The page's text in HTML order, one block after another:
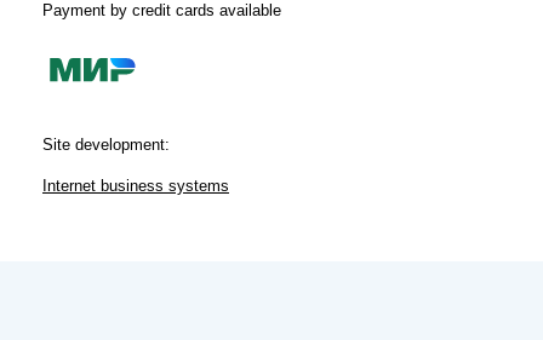
Payment by credit cards available
Site development:
Internet business systems